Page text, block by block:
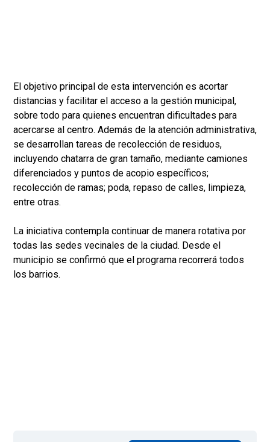
El objetivo principal de esta intervención es acortar
distancias y facilitar el acceso a la gestión municipal,
sobre todo para quienes encuentran dificultades para
acercarse al centro. Además de la atención administrativa,
se desarrollan tareas de recolección de residuos,
incluyendo chatarra de gran tamaño, mediante camiones
diferenciados y puntos de acopio específicos;
recolección de ramas; poda, repaso de calles, limpieza,
entre otras.
La iniciativa contempla continuar de manera rotativa por
todas las sedes vecinales de la ciudad. Desde el
municipio se confirmó que el programa recorrerá todos
los barrios.